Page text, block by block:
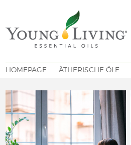
HOMEPAGE ÄTHERISCHE ÖLE